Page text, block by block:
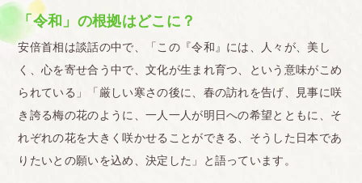
「令和」の根拠はどこに？
安倍首相は談話の中で、「この『令和』には、人々が、美し
く、心を寄せ合う中で、文化が生まれ育つ、という意味がこめ
られている」「厳しい寒さの後に、春の訪れを告げ、見事に咲
き誇る梅の花のように、一人一人が明日への希望とともに、そ
れぞれの花を大きく咲かせることができる、そうした日本であ
りたいとの願いを込め、決定した」と語っています。